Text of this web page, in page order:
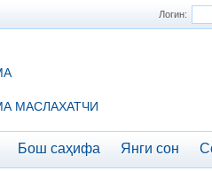
Логин:
МАСЛАХАТЧИ
Бош саҳифа Янги сон